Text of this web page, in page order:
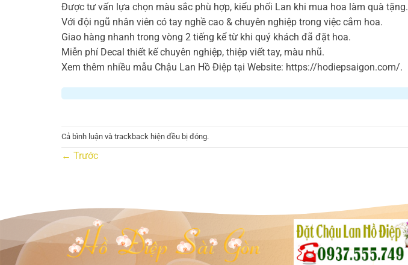
Được tư vấn lựa chọn màu sắc phù hợp, kiểu phối Lan khi mua hoa làm quà tặng.
Với đội ngũ nhân viên có tay nghề cao & chuyên nghiệp trong việc cắm hoa.
Giao hàng nhanh trong vòng 2 tiếng kể từ khi quý khách đã đặt hoa.
Miễn phí Decal thiết kế chuyên nghiệp, thiệp viết tay, màu nhũ.
Xem thêm nhiều mẫu Chậu Lan Hồ Điệp tại Website: https://hodiepsaigon.com/.
Cả bình luận và trackback hiện đều bị đóng.
← Trước